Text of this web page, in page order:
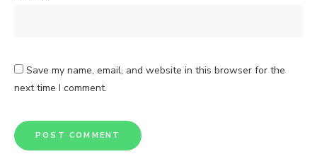
Save my name, email, and website in this browser for the
next time I comment.